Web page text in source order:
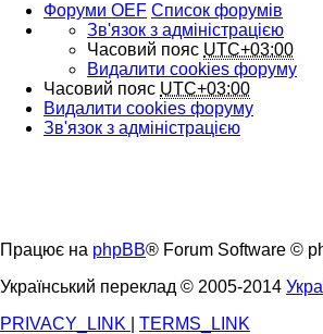
Форуми OEF Список форумів
Зв'язок з адміністрацією
Часовий пояс UTC+03:00
Видалити cookies форуму
Часовий пояс UTC+03:00
Видалити cookies форуму
Зв'язок з адміністрацією
Працює на phpBB® Forum Software ©
Український переклад © 2005-2014
PRIVACY_LINK
TERMS_LINK